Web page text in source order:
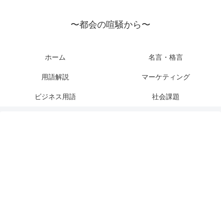
〜都会の喧騒から〜
ホーム 名言・格言
用語解説 マーケティング
ビジネス用語 社会課題